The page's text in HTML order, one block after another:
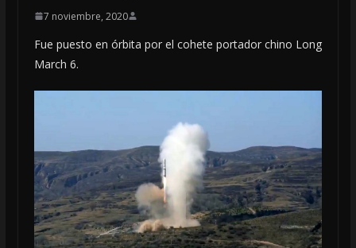
7 noviembre, 2020
Fue puesto en órbita por el cohete portador chino Long
March 6.